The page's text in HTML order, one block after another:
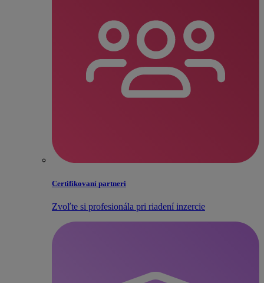
Certifikovaní partneri
Zvoľte si profesionála pri riadení inzercie